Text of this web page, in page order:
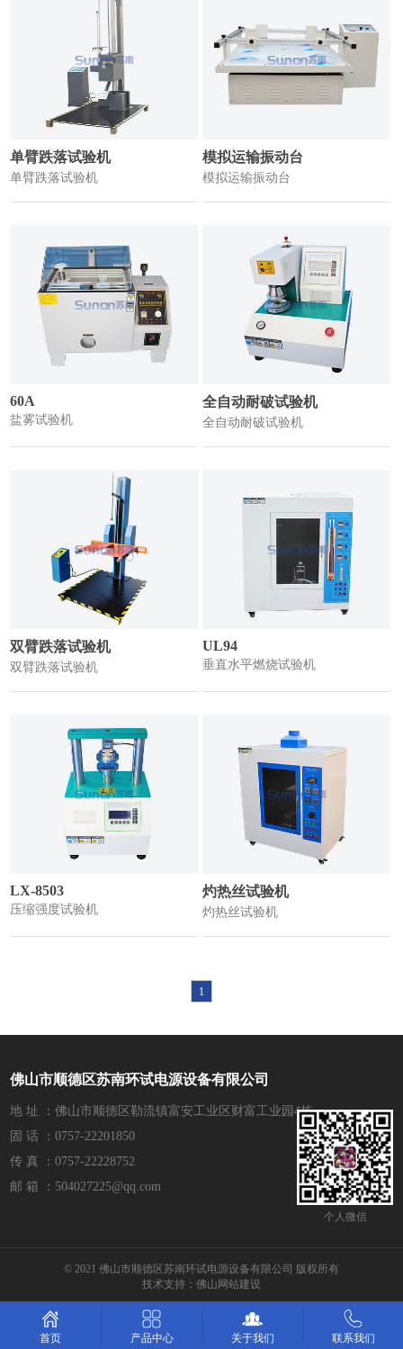
单臂跌落试验机
单臂跌落试验机
模拟运输振动台
模拟运输振动台
60A
盐雾试验机
全自动耐破试验机
全自动耐破试验机
双臂跌落试验机
双臂跌落试验机
UL94
垂直水平燃烧试验机
LX-8503
压缩强度试验机
灼热丝试验机
灼热丝试验机
1
佛山市顺德区苏南环试电源设备有限公司
地 址 ：佛山市顺德区勒流镇富安工业区财富工业园4栋
固 话 ：0757-22201850
传 真 ：0757-22228752
邮 箱 ：504027225@qq.com
个人微信
© 2021 佛山市顺德区苏南环试电源设备有限公司 版权所有
技术支持： 佛山网站建设
首页 产品中心 关于我们 联系我们